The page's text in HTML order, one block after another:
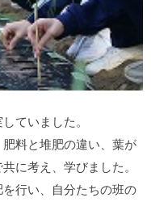
ていました。
料と堆肥の違い、葉が
に考え、学びました。
行い、自分たちの班の